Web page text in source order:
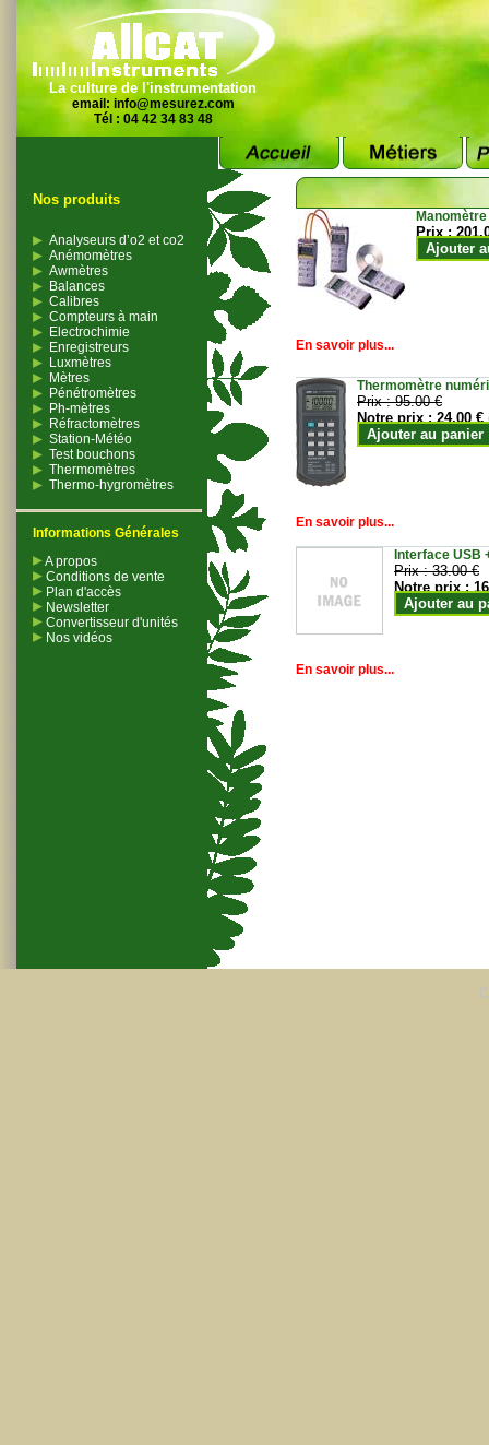
La culture de l'instrumentation
email: info@mesurez.com
Tél : 04 42 34 83 48
Nos produits
Analyseurs d’o2 et co2
Anémomètres
Awmètres
Balances
Calibres
Compteurs à main
Electrochimie
Enregistreurs
Luxmètres
Mètres
Pénétromètres
Ph-mètres
Réfractomètres
Station-Météo
Test bouchons
Thermomètres
Thermo-hygromètres
Informations Générales
A propos
Conditions de vente
Plan d'accès
Newsletter
Convertisseur d'unités
Nos vidéos
Prix :
Ajouter
En savoir plus...
Thermomètre
Prix :95.00 €
Notre prix :24.00 €
Ajouter au panier
En savoir plus...
Interface USB
Prix :33.00 €
Notre prix :
Ajouter au
En savoir plus...